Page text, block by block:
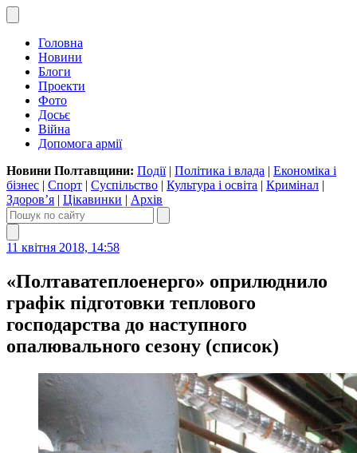
Головна
Новини
Блоги
Проекти
Фото
Досьє
Війна
Допомога армії
Новини Полтавщини: Події| Політика і влада | Економіка і
бізнес | Спорт | Суспільство | Культура і освіта | Кримінал |
Здоров’я | Цікавинки | Архів
11 квітня 2018, 14:58
«Полтаватеплоенерго» оприлюднило
графік підготовки теплового
господарства до наступного
опалювального сезону (список)